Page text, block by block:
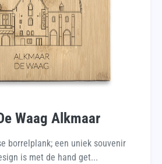
Waag Alkmaar
borrelplank; een uniek souvenir
is met de hand get...